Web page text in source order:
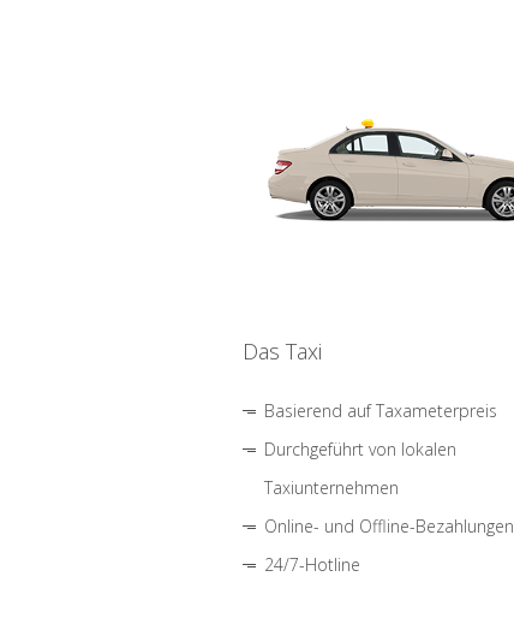
Das Taxi
Basierend auf Taxameterpreis
Durchgeführt von lokalen
Taxiunternehmen
Online- und Offline-Bezahlungen
24/7-Hotline